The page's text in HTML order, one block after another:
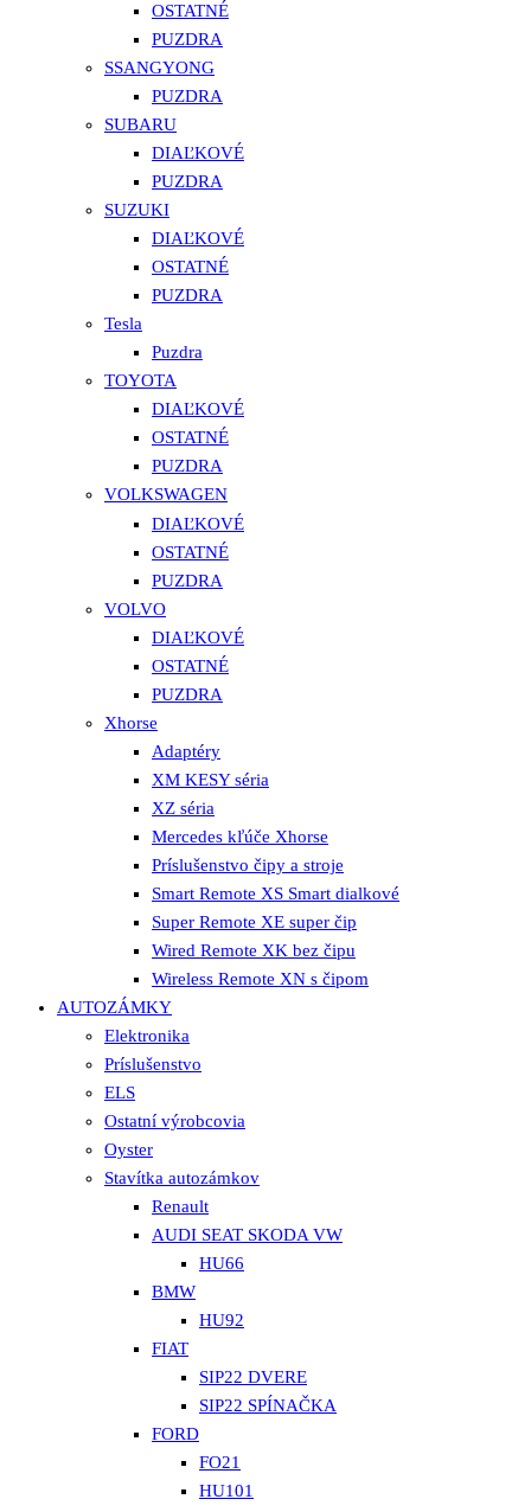
OSTATNÉ
PUZDRA
SSANGYONG
PUZDRA
SUBARU
DIAĽKOVÉ
PUZDRA
SUZUKI
DIAĽKOVÉ
OSTATNÉ
PUZDRA
Tesla
Puzdra
TOYOTA
DIAĽKOVÉ
OSTATNÉ
PUZDRA
VOLKSWAGEN
DIAĽKOVÉ
OSTATNÉ
PUZDRA
VOLVO
DIAĽKOVÉ
OSTATNÉ
PUZDRA
Xhorse
Adaptéry
XM KESY séria
XZ séria
Mercedes kľúče Xhorse
Príslušenstvo čipy a stroje
Smart Remote XS Smart dialkové
Super Remote XE super čip
Wired Remote XK bez čipu
Wireless Remote XN s čipom
AUTOZÁMKY
Elektronika
Príslušenstvo
ELS
Ostatní výrobcovia
Oyster
Stavítka autozámkov
Renault
AUDI SEAT SKODA VW
HU66
BMW
HU92
FIAT
SIP22 DVERE
SIP22 SPÍNAČKA
FORD
FO21
HU101